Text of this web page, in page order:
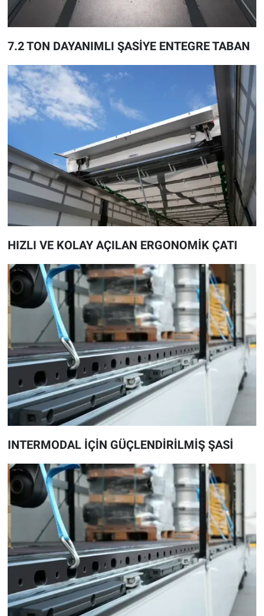
7.2 TON DAYANIMLI ŞASİYE ENTEGRE TABAN
HIZLI VE KOLAY AÇILAN ERGONOMİK ÇATI
INTERMODAL İÇİN GÜÇLENDİRİLMİŞ ŞASİ